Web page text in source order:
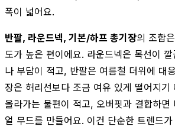
폭이 넓어요.
반팔, 라운드넥, 기본/하프 총기장의 조합
도가 높은 편이에요. 라운드넥은 목선이
나 부담이 적고, 반팔은 여름철 더위에 대
장은 허리선보다 조금 여유 있게 떨어지기
올라가는 불편이 적고, 오버핏과 결합하면
얼 무드를 만들어요. 이건 단순한 트렌드